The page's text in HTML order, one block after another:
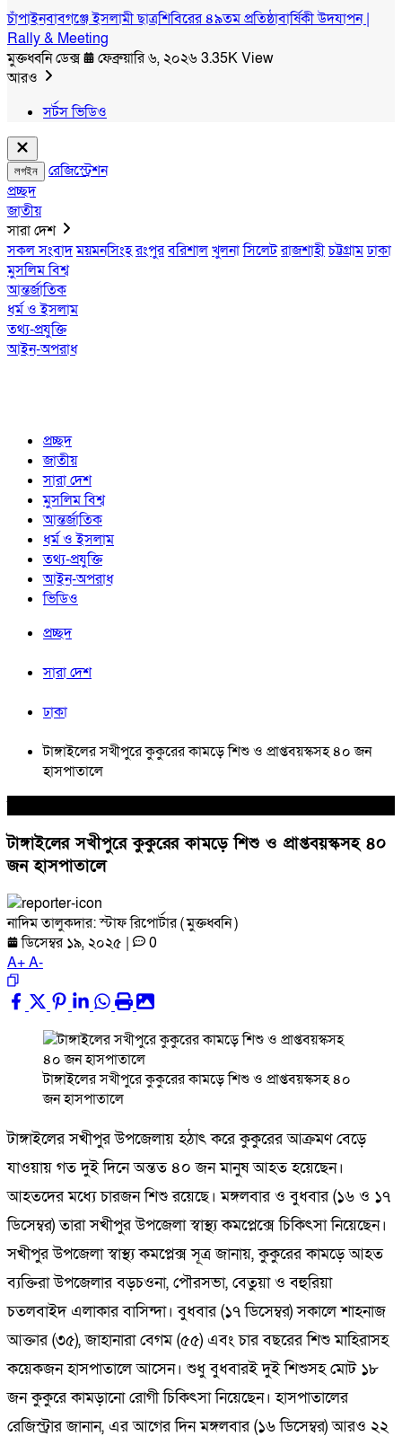
চাঁপাইনবাবগঞ্জে ইসলামী ছাত্রশিবিরের ৪৯তম প্রতিষ্ঠাবার্ষিকী উদযাপন |
Rally & Meeting
মুক্তধ্বনি ডেক্স
ফেব্রুয়ারি ৬, ২০২৬3.35K View
আরও
সর্টস ভিডিও
লগইন
রেজিস্ট্রেশন
প্রচ্ছদ
জাতীয়
সারা দেশ
সকল সংবাদময়মনসিংহরংপুরবরিশালখুলনাসিলেটরাজশাহীচট্টগ্রামঢাকা
মুসলিম বিশ্ব
আন্তর্জাতিক
ধর্ম ও ইসলাম
তথ্য-প্রযুক্তি
আইন-অপরাধ
প্রচ্ছদ
জাতীয়
সারা দেশ
মুসলিম বিশ্ব
আন্তর্জাতিক
ধর্ম ও ইসলাম
তথ্য-প্রযুক্তি
আইন-অপরাধ
ভিডিও
প্রচ্ছদ
সারা দেশ
ঢাকা
টাঙ্গাইলের সখীপুরে কুকুরের কামড়ে শিশু ও প্রাপ্তবয়স্কসহ ৪০ জন
হাসপাতালে
টাঙ্গাইলের সখীপুরে কুকুরের কামড়ে শিশু ও প্রাপ্তবয়স্কসহ ৪০
জন হাসপাতালে
নাদিম তালুকদার: স্টাফ রিপোর্টার ( মুক্তধ্বনি )
ডিসেম্বর ১৯, ২০২৫ |
0
A+A-
টাঙ্গাইলের সখীপুরে কুকুরের কামড়ে শিশু ও প্রাপ্তবয়স্কসহ ৪০
জন হাসপাতালে
টাঙ্গাইলের সখীপুর উপজেলায় হঠাৎ করে কুকুরের আক্রমণ বেড়ে
যাওয়ায় গত দুই দিনে অন্তত ৪০ জন মানুষ আহত হয়েছেন।
আহতদের মধ্যে চারজন শিশু রয়েছে। মঙ্গলবার ও বুধবার (১৬ ও ১৭
ডিসেম্বর) তারা সখীপুর উপজেলা স্বাস্থ্য কমপ্লেক্সে চিকিৎসা নিয়েছেন।
সখীপুর উপজেলা স্বাস্থ্য কমপ্লেক্স সূত্র জানায়, কুকুরের কামড়ে আহত
ব্যক্তিরা উপজেলার বড়চওনা, পৌরসভা, বেতুয়া ও বহুরিয়া
চতলবাইদ এলাকার বাসিন্দা। বুধবার (১৭ ডিসেম্বর) সকালে শাহনাজ
আক্তার (৩৫), জাহানারা বেগম (৫৫) এবং চার বছরের শিশু মাহিরাসহ
কয়েকজন হাসপাতালে আসেন। শুধু বুধবারই দুই শিশুসহ মোট ১৮
জন কুকুরে কামড়ানো রোগী চিকিৎসা নিয়েছেন। হাসপাতালের
রেজিস্ট্রার জানান, এর আগের দিন মঙ্গলবার (১৬ ডিসেম্বর) আরও ২২